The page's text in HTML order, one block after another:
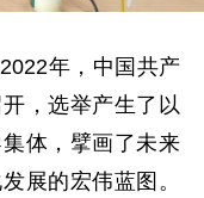
年，中国共产
，选举产生了以
体，擘画了未来
展的宏伟蓝图。